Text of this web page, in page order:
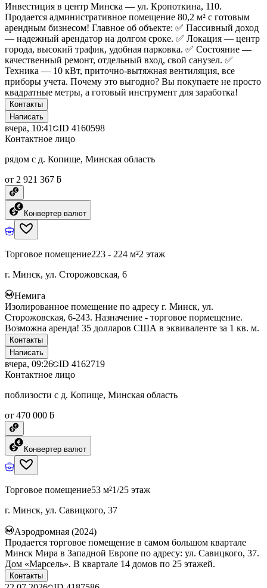
Инвестиция в центр Минска — ул. Кропоткина, 110.
Продается административное помещение 80,2 м² с готовым
арендным бизнесом! Главное об объекте: ✅ Пассивный доход
— надежный арендатор на долгом сроке. ✅ Локация — центр
города, высокий трафик, удобная парковка. ✅ Состояние —
качественный ремонт, отдельный вход, свой санузел. ✅
Техника — 10 кВт, приточно-вытяжная вентиляция, все
приборы учета. Почему это выгодно? Вы покупаете не просто
квадратные метры, а готовый инструмент для заработка!
Контакты
Написать
вчера, 10:41 ID 4160598
Контактное лицо
рядом с д. Копище, Минская область
от 2 921 367 ƃ
Конвертер валют
Торговое помещение223 - 224 м²2 этаж
г. Минск, ул. Сторожовская, 6
Немига
Изолированное помещение по адресу г. Минск, ул.
Сторожовская, 6-243. Назначение - торговое пормещение.
Возможна аренда! 35 долларов США в эквиваленте за 1 кв. м.
Контакты
Написать
вчера, 09:26 ID 4162719
Контактное лицо
поблизости с д. Копище, Минская область
от 470 000 ƃ
Конвертер валют
Торговое помещение53 м²1/25 этаж
г. Минск, ул. Савицкого, 37
Аэродромная (2024)
Продается торговое помещение в самом большом квартале
Минск Мира в Западной Европе по адресу: ул. Савицкого, 37.
Дом «Марсель». В квартале 14 домов по 25 этажей.
Контакты